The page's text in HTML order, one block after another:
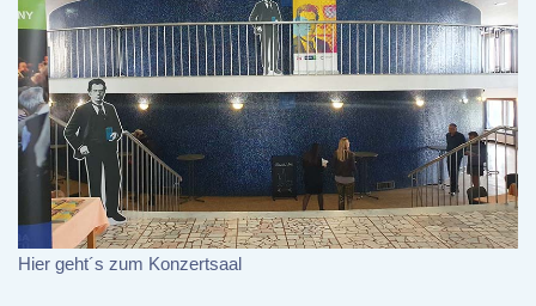
Hier geht´s zum Konzertsaal